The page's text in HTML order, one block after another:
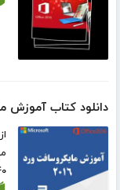
دانلود کتاب آموزش